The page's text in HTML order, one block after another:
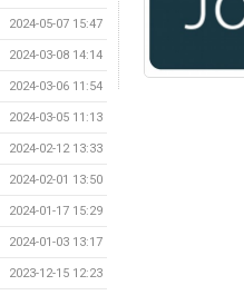
2024-05-07 15:47
2024-03-08 14:14
2024-03-06 11:54
2024-03-05 11:13
2024-02-12 13:33
2024-02-01 13:50
2024-01-17 15:29
2024-01-03 13:17
2023-12-15 12:23